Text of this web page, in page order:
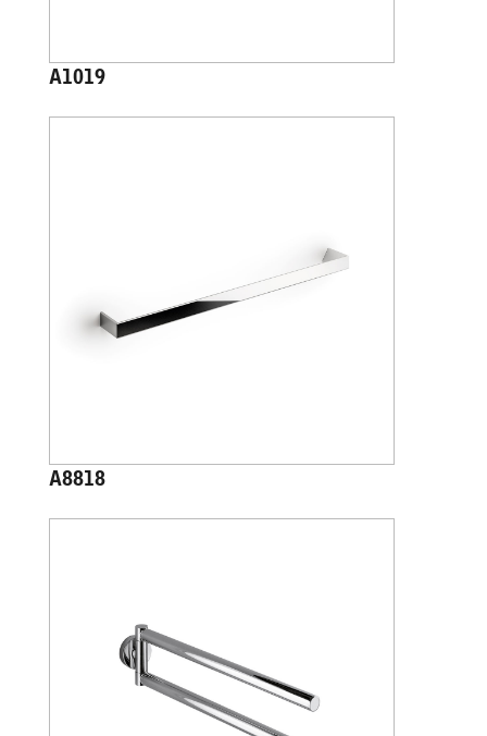
A1019
A8818